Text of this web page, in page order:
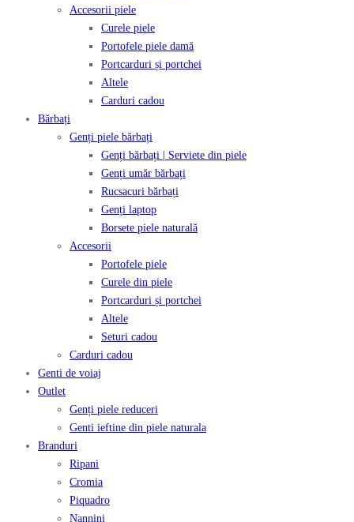
Accesorii piele
Curele piele
Portofele piele damă
Portcarduri și portchei
Altele
Carduri cadou
Bărbați
Genți piele bărbați
Genți bărbați | Serviete din piele
Genți umăr bărbați
Rucsacuri bărbați
Genți laptop
Borsete piele naturală
Accesorii
Portofele piele
Curele din piele
Portcarduri și portchei
Altele
Seturi cadou
Carduri cadou
Genti de voiaj
Outlet
Genți piele reduceri
Genti ieftine din piele naturala
Branduri
Ripani
Cromia
Piquadro
Nannini